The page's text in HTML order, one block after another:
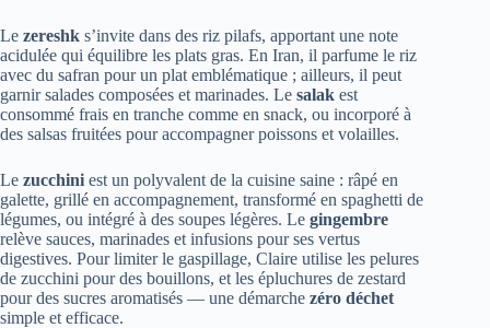
Le zereshk s’invite dans des riz pilafs, apportant une note
acidulée qui équilibre les plats gras. En Iran, il parfume le riz
avec du safran pour un plat emblématique ; ailleurs, il peut
garnir salades composées et marinades. Le salak est
consommé frais en tranche comme en snack, ou incorporé à
des salsas fruitées pour accompagner poissons et volailles.
Le zucchini est un polyvalent de la cuisine saine : râpé en
galette, grillé en accompagnement, transformé en spaghetti de
légumes, ou intégré à des soupes légères. Le gingembre
relève sauces, marinades et infusions pour ses vertus
digestives. Pour limiter le gaspillage, Claire utilise les pelures
de zucchini pour des bouillons, et les épluchures de zestard
pour des sucres aromatisés — une démarche zéro déchet
simple et efficace.